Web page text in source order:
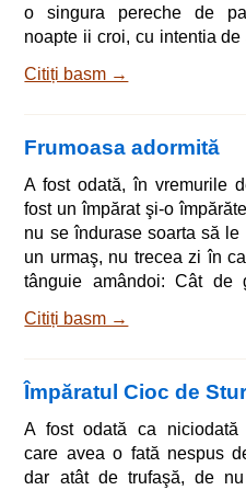
o singura pereche de
noapte ii croi, cu intentia
impacata se aseza in pat
rugaciunilor vru sa inceapa
vazu pe masa
complet terminata. Uimit,
se gandeasca lua pantofii si
Citiți basm →
Frumoasa adormită
A fost odată, în vremurile
fost un împărat şi-o
nu se îndurase soarta să le
un urmaş, nu trecea zi în
tânguie amândoi: Cât de
un copil! Dar coconul cel
că-ntr-un sfârşit, pe când
se scălda în apa unui râu,
sări din unde pe
grăi astfel: - Află, Măria
îndeplinită dorinţa; căc
Citiți basm →
Împăratul Cioc de
A fost odată ca niciodată
care avea o fată nespus
dar atât de trufaşă, de